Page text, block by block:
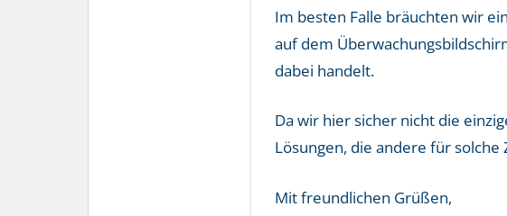
Im besten Falle bräuchten wir
auf dem
dabei handelt.
Da wir hier sicher nicht die
Lösungen, die andere für solche
Mit freundlichen Grüßen,